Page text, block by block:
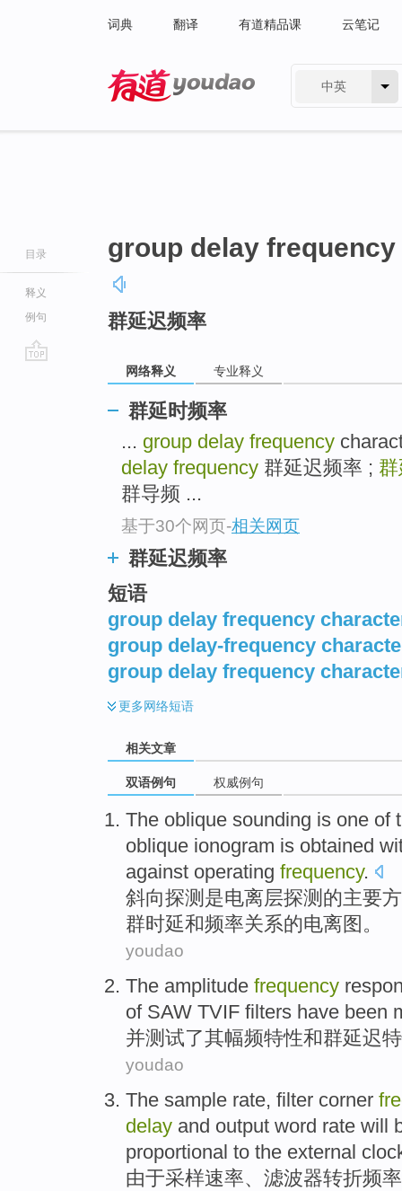
词典 翻译 有道精品课 云笔记
中英
目录
释义
例句
group delay frequency
群延迟频率
网络释义 专业释义
群延时频率
... group delay frequency
delay frequency 群延迟频率 ;
群导频 ...
基于30个网页-相关网页
群延迟频率
短语
group delay frequency
group delay-frequency
group delay frequency
更多网络短语
相关文章
双语例句 权威例句
The oblique sounding is one of
oblique ionogram is obtained
against operating frequency.
斜向探测 是电离层探测 的主要
群时延和频率关系的电离图。
youdao
The amplitude frequency
of SAW TVIF filters have been
并测试了其幅频特性和群延迟
youdao
The sample rate, filter corner
delay and output word rate will
proportional to the external
由于采样速率、 滤波器转折频率